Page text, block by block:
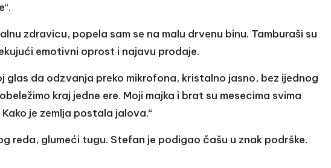
zdravicu, popela sam se na malu drvenu binu. Tamburaši su
emotivni oprost i najavu prodaje.
glas da odzvanja preko mikrofona, kristalno jasno, bez ijednog
kraj jedne ere. Moji majka i brat su mesecima svima
je zemlja postala jalova.“
reda, glumeći tugu. Stefan je podigao čašu u znak podrške.